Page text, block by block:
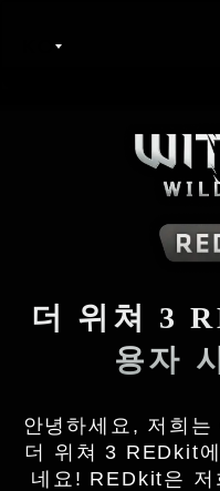
더 위쳐 3
용자
안녕하세요, 저희
더 위쳐 3 REDkit
네요! REDkit은 저